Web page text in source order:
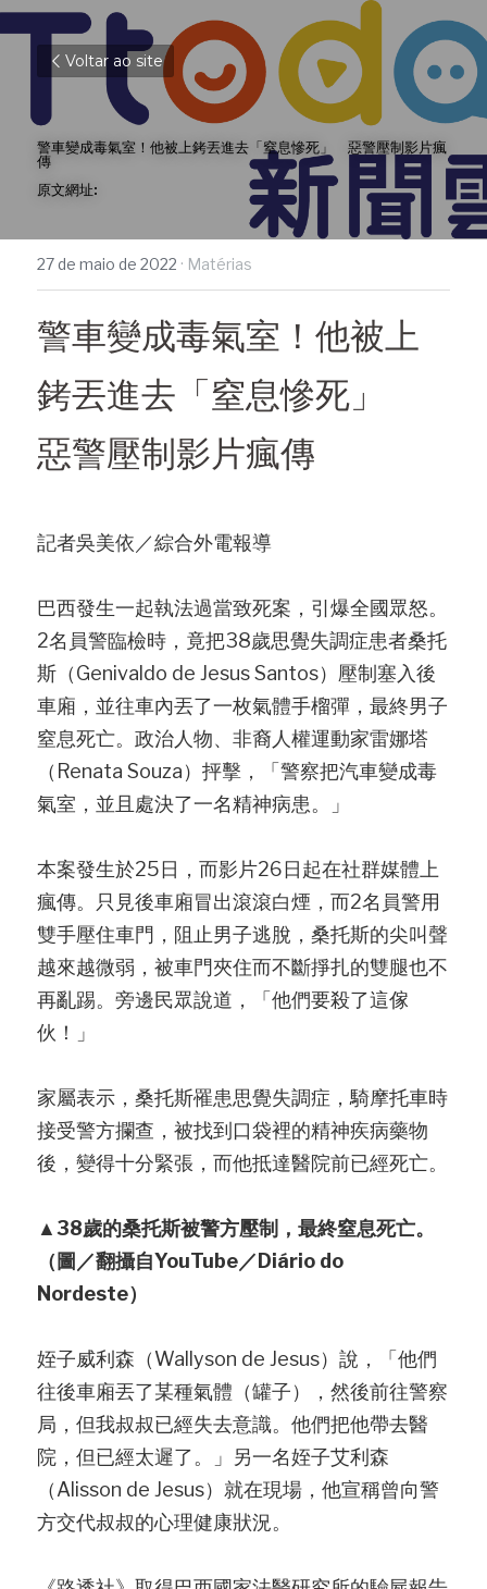
Voltar ao site
警車變成毒氣室！他被上銬丟進去「窒息慘死」　惡警壓制影片瘋
傳
原文網址:
27 de maio de 2022 · Matérias
警車變成毒氣室！他被上
銬丟進去「窒息慘死」
惡警壓制影片瘋傳
記者吳美依／綜合外電報導
巴西發生一起執法過當致死案，引爆全國眾怒。
2名員警臨檢時，竟把38歲思覺失調症患者桑托
斯（Genivaldo de Jesus Santos）壓制塞入後
車廂，並往車內丟了一枚氣體手榴彈，最終男子
窒息死亡。政治人物、非裔人權運動家雷娜塔
（Renata Souza）抨擊，「警察把汽車變成毒
氣室，並且處決了一名精神病患。」
本案發生於25日，而影片26日起在社群媒體上
瘋傳。只見後車廂冒出滾滾白煙，而2名員警用
雙手壓住車門，阻止男子逃脫，桑托斯的尖叫聲
越來越微弱，被車門夾住而不斷掙扎的雙腿也不
再亂踢。旁邊民眾說道，「他們要殺了這傢
伙！」
家屬表示，桑托斯罹患思覺失調症，騎摩托車時
接受警方攔查，被找到口袋裡的精神疾病藥物
後，變得十分緊張，而他抵達醫院前已經死亡。
▲38歲的桑托斯被警方壓制，最終窒息死亡。
（圖／翻攝自YouTube／Diário do
Nordeste）
姪子威利森（Wallyson de Jesus）說，「他們
往後車廂丟了某種氣體（罐子），然後前往警察
局，但我叔叔已經失去意識。他們把他帶去醫
院，但已經太遲了。」另一名姪子艾利森
（Alisson de Jesus）就在現場，他宣稱曾向警
方交代叔叔的心理健康狀況。